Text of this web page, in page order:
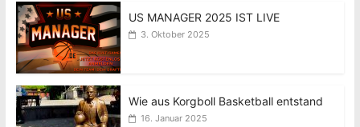
US MANAGER 2025 IST LIVE
3. Oktober 2025
Wie aus Korgboll Basketball entstand
16. Januar 2025